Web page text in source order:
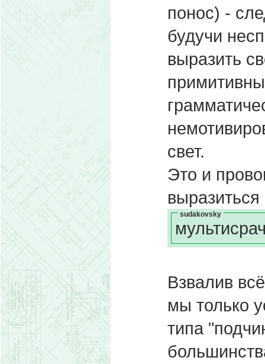
понос) -
будучи
выразить
свет.
Это и
выразиться
sudakovsky
Взвалив
мы только
типа